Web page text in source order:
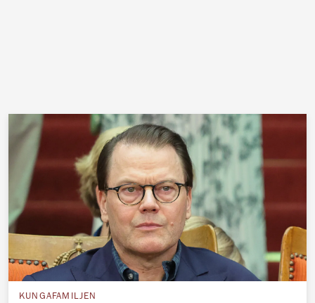
KUNGAFAMILJEN